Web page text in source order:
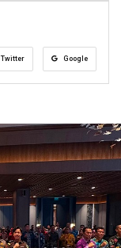
Twitter Google